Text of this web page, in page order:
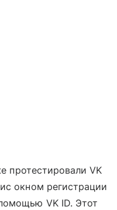
протестировали VK
окном регистрации
VK ID. Этот